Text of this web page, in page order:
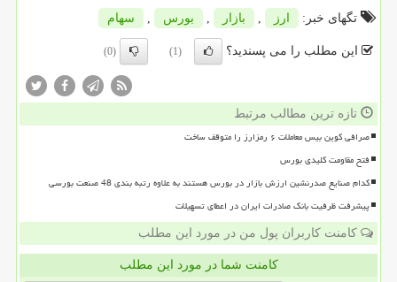
تگهای خبر:
ارز , بازار , بورس , سهام
این مطلب را می پسندید؟ (1)
(0)
تازه ترین مطالب مرتبط
صرافی کوین بیس معاملات ۶ رمزارز را متوقف ساخت
فتح مقاومت کلیدی بورس
کدام صنایع صدرنشین ارزش بازار در بورس هستند به علاوه رتبه بندی 48 صنعت بورسی
پیشرفت ظرفیت بانک صادرات ایران در اعطای تسهیلات
کامنت کاربران پول من در مورد این مطلب
کامنت شما در مورد این مطلب